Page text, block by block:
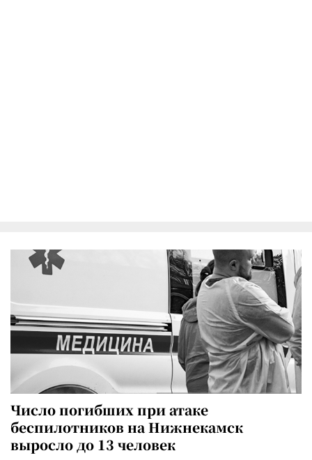
Число погибших при атаке
беспилотников на Нижнекамск
выросло до 13 человек